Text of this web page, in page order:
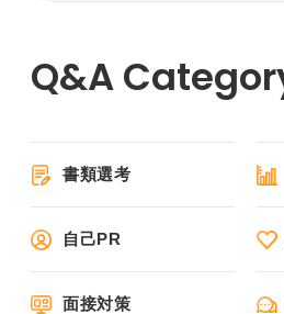
書類選考
自己PR
面接対策